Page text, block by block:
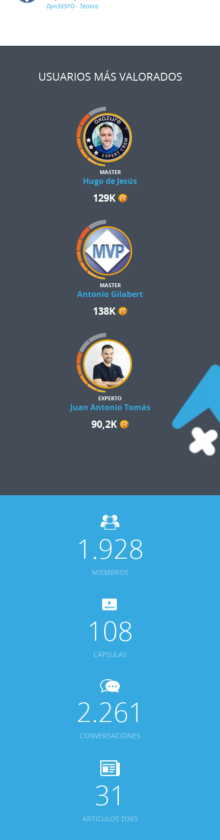
Dyn365FO - Técnico
USUARIOS MÁS VALORADOS
MASTER
Hugo de Jesús
129K
MASTER
Antonio Gilabert
138K
EXPERTO
Juan Antonio Tomás
90,2K
1.928
MIEMBROS
108
CÁPSULAS
2.261
CONVERSACIONES
31
ARTÍCULOS D365